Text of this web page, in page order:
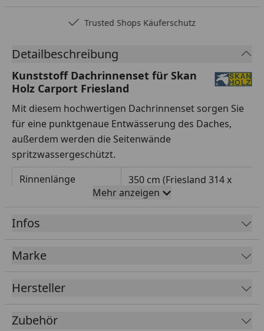
Trusted Shops Käuferschutz
Detailbeschreibung
Kunststoff Dachrinnenset für Skan
Holz Carport Friesland
Mit diesem hochwertigen Dachrinnenset sorgen Sie
für eine punktgenaue Entwässerung des Daches,
außerdem werden die Seitenwände
spritzwassergeschützt.
Rinnenlänge
350 cm (Friesland 314 x
555/708/860 cm)
420 cm (Friesland 397
630 cm
(Friesland 557 x 555/708/860
Rinnenbreite
Fallrohrdurchmesser
Mehr anzeigen
Infos
Marke
Hersteller
Zubehör